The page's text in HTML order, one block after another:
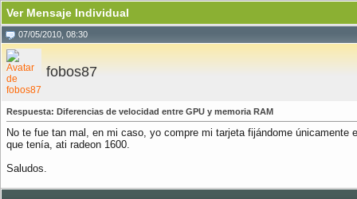
Ver Mensaje Individual
07/05/2010, 08:30
fobos87
Respuesta: Diferencias de velocidad entre GPU y memoria RAM
No te fue tan mal, en mi caso, yo compre mi tarjeta fijándome
que tenía, ati radeon 1600.
Saludos.